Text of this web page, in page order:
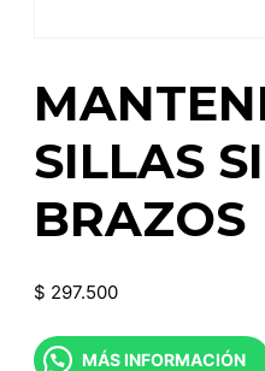
SILLAS
BRAZOS
$ 297.500
MÁS INFORMACIÓN